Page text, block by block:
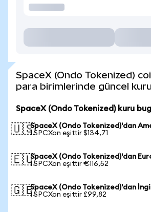
SpaceX (Ondo Tokenized)
para birimlerinde güncel kuru
SpaceX (Ondo Tokenized) kuru
🇺🇸SpaceX (Ondo Tokenized)'dan
1 SPCXon eşittir $134,71
🇪🇺SpaceX (Ondo Tokenized)'dan
1 SPCXon eşittir €116,52
🇬🇧SpaceX (Ondo Tokenized)'dan
1 SPCXon eşittir £99,82